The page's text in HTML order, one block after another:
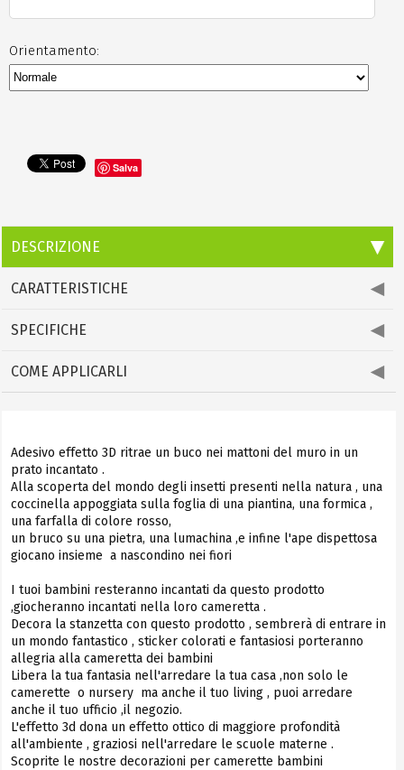
Salva
Orientamento:
DESCRIZIONE
CARATTERISTICHE
SPECIFICHE
COME APPLICARLI
Adesivo effetto 3D ritrae un buco nei mattoni del muro in un
prato incantato .
Alla scoperta del mondo degli insetti presenti nella natura , una
coccinella appoggiata sulla foglia di una piantina, una formica ,
una farfalla di colore rosso,
un bruco su una pietra, una lumachina ,e infine l'ape dispettosa
giocano insieme a nascondino nei fiori
I tuoi bambini resteranno incantati da questo prodotto
,giocheranno incantati nella loro cameretta .
Decora la stanzetta con questo prodotto , sembrerà di entrare in
un mondo fantastico , sticker colorati e fantasiosi porteranno
allegria alla cameretta dei bambini
Libera la tua fantasia nell'arredare la tua casa ,non solo le
camerette o nursery ma anche il tuo living , puoi arredare
anche il tuo ufficio ,il negozio.
L'effetto 3d dona un effetto ottico di maggiore profondità
all'ambiente , graziosi nell'arredare le scuole materne .
Scoprite le nostre decorazioni per camerette bambini